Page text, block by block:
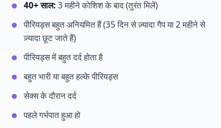
40+ साल: 3 महीने कोशिश के बाद (तुरंत मिलें)
पीरियड्स बहुत अनियमित हैं (35 दिन से ज़्यादा गैप या 2 महीने से
ज़्यादा छूट जाते हैं)
पीरियड्स में बहुत दर्द होता है
बहुत भारी या बहुत हल्के पीरियड्स
सेक्स के दौरान दर्द
पहले गर्भपात हुआ हो